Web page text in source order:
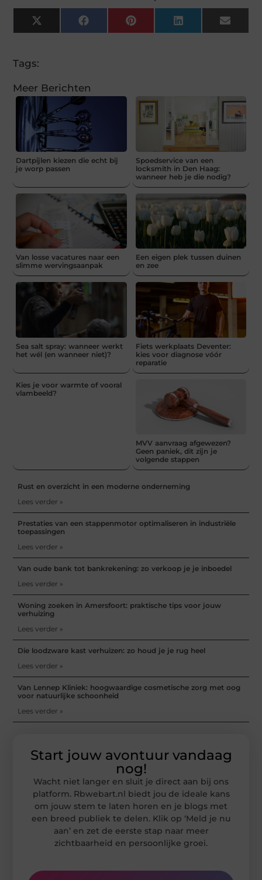
X
(Twitter)
FacebookPinterestLinkedInEmail
Tags:
Meer Berichten
Dartpijlen kiezen die echt bij
je worp passen
Spoedservice van een
locksmith in Den Haag:
wanneer heb je die nodig?
Van losse vacatures naar een
slimme wervingsaanpak
Een eigen plek tussen duinen
en zee
Sea salt spray: wanneer werkt
het wél (en wanneer niet)?
Fiets werkplaats Deventer:
kies voor diagnose vóór
reparatie
Kies je voor warmte of vooral
vlambeeld?
MVV aanvraag afgewezen?
Geen paniek, dit zijn je
volgende stappen
Rust en overzicht in een moderne onderneming
Lees verder »
Prestaties van een stappenmotor optimaliseren in industriële
toepassingen
Lees verder »
Van oude bank tot bankrekening: zo verkoop je je inboedel
Lees verder »
Woning zoeken in Amersfoort: praktische tips voor jouw
verhuizing
Lees verder »
Die loodzware kast verhuizen: zo houd je je rug heel
Lees verder »
Van Lennep Kliniek: hoogwaardige cosmetische zorg met oog
voor natuurlijke schoonheid
Lees verder »
Start jouw avontuur vandaag
nog!
Wacht niet langer en sluit je direct aan bij ons
platform. Rbwebart.nl biedt jou de ideale kans
om jouw stem te laten horen en je blogs met
een breed publiek te delen. Klik op ‘Meld je nu
aan’ en zet de eerste stap naar meer
zichtbaarheid en persoonlijke groei.